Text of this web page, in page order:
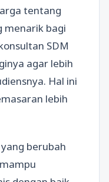
tentang
menarik bagi
SDM
agar lebih
Hal ini
lebih
berubah